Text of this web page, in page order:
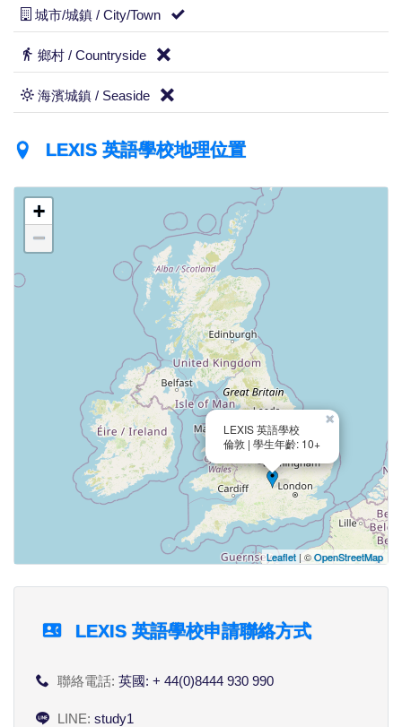
城市/城鎮 / City/Town
鄉村 / Countryside
海濱城鎮 / Seaside
LEXIS 英語學校地理位置
LEXIS 英語學校
倫敦 | 學生年齡: 10+
×
+
−
Leaflet | ©OpenStreetMap
LEXIS 英語學校申請聯絡方式
聯絡電話: 英國: + 44(0)8444 930 990
LINE: study1